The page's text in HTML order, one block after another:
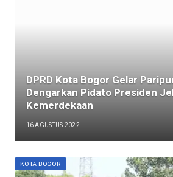
DPRD Kota Bogor Gelar
Dengarkan Pidato Presiden
Kemerdekaan
16 AGUSTUS 2022
KOTA BOGOR